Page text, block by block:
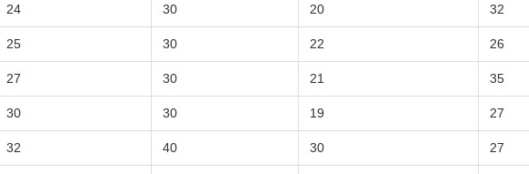
24 30 20 32
25 30 22 26
27 30 21 35
30 30 19 27
32 40 30 27